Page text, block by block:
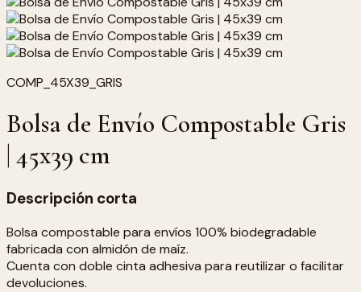
COMP_45X39_GRIS
Bolsa de Envío Compostable Gris
| 45x39 cm
Descripción corta
Bolsa compostable para envíos 100% biodegradable
fabricada con almidón de maíz.
Cuenta con doble cinta adhesiva para reutilizar o facilitar
devoluciones.